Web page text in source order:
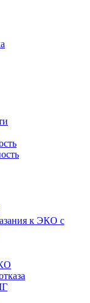
к ЭКО с